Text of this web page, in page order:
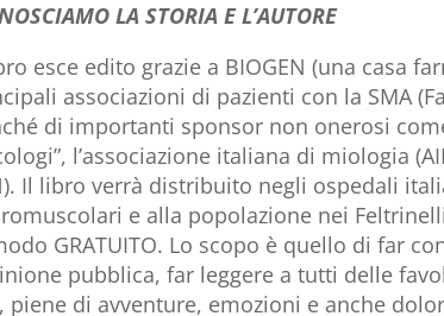
LA STORIA E L’AUTORE
esce edito grazie a BIOGEN (una casa
associazioni di pazienti con la SMA
di importanti sponsor non onerosi
l’associazione italiana di miologia
Il libro verrà distribuito negli ospedali
e alla popolazione nei
GRATUITO. Lo scopo è quello di far
pubblica, far leggere a tutti delle
piene di avventure, emozioni e anche